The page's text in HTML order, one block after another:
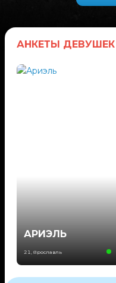
АНКЕТЫ ДЕВУШЕК
АРИЭЛЬ
21 Ярославль